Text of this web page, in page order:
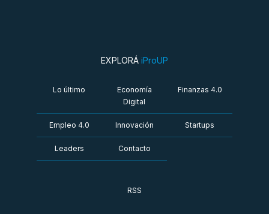
EXPLORÁ iProUP
Lo último
Economía
Digital
Finanzas 4.0
Empleo 4.0 Innovación Startups
Leaders Contacto
RSS